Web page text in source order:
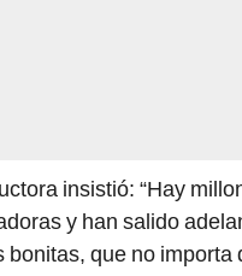
insistió: “Hay
y han salido
bonitas, que no importa